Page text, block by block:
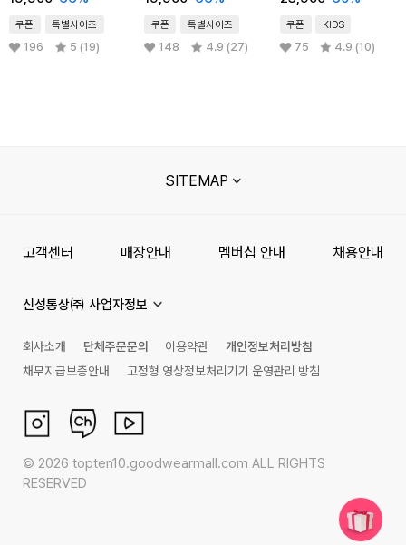
쿠폰 특별사이즈
196 5 (19)
쿠폰 특별사이즈
148 4.9 (27)
쿠폰 KIDS
75 4.9 (10)
SITEMAP
고객센터 매장안내 멤버십 안내 채용안내
신성통상㈜ 사업자정보
회사소개 단체주문문의 이용약관
개인정보처리방침
채무지급보증안내
고정형 영상정보처리기기 운영관리 방침
© 2026 topten10.goodwearmall.com ALL RIGHTS
RESERVED